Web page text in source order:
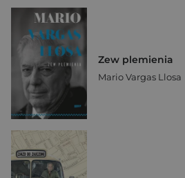
Zew plemienia
Mario Vargas Llosa